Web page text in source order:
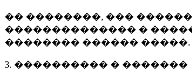
�� ��������, ���
�������������� �
�������� ������ �����.
3. ���������� � �������